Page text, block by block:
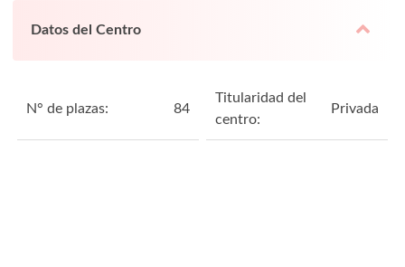
Datos del Centro
N° de plazas: 84
Titularidad del
centro:
Privada